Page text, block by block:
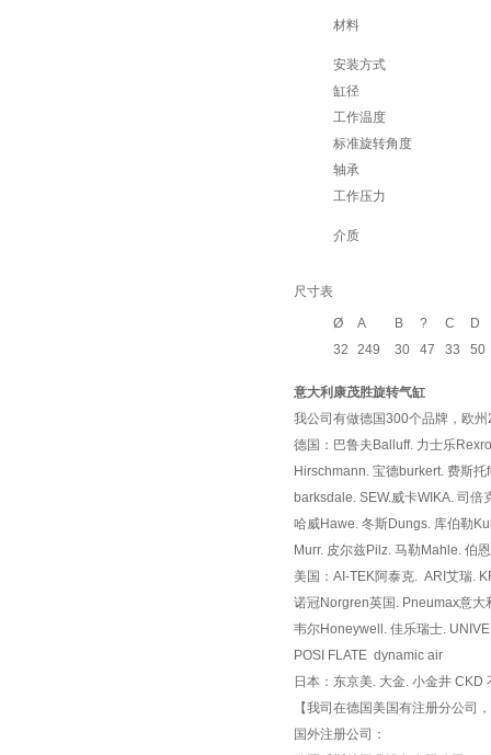
材料
安装方式
缸径
工作温度
标准旋转角度
轴承
工作压力
介质
尺寸表
Ø A B ? C
D
32
249 30 47 33 50
意大利康茂胜旋转气缸
我公司有做德国300个品牌，欧
德国：巴鲁夫Balluff. 力士乐
Hirschmann. 宝德burkert. 费斯
barksdale. SEW.威卡WIKA. 司
哈威Hawe. 冬斯Dungs. 库伯勒
Murr. 皮尔兹Pilz. 马勒Mahle. 伯
美国：AI-TEK阿泰克. ARI艾瑞.
诺冠Norgren英国. Pneumax意大
韦尔Honeywell. 佳乐瑞士.
POSI FLATE dynamic air
日本：东京美. 大金. 小金井 CKD
【我司在德国美国有注册分公司
国外注册公司：